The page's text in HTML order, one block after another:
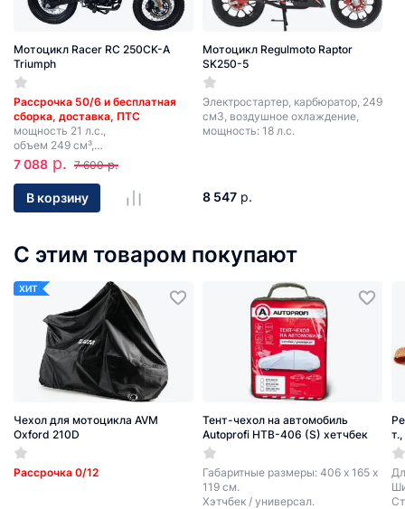
Мотоцикл Racer RC 250CK-A
Triumph
Рассрочка 50/6 и бесплатная
сборка, доставка, ПТС
мощность 21 л.с.,
объем 249 см³,
кикстартер, электростартер.
7 088 р. 7 600 р.
В корзину
Мотоцикл Regulmoto Raptor
SK250-5
Электростартер, карбюратор, 249
см3, воздушное охлаждение,
мощность: 18 л.с.
8 547 р.
С этим товаром покупают
ХИТ
Чехол для мотоцикла AVM
Oxford 210D
Рассрочка 0/12
Тент-чехол на автомобиль
Autoprofi HTB-406 (S) хетчбек
Габаритные размеры: 406 х 165 х
119 см.
Хэтчбек / универсал.